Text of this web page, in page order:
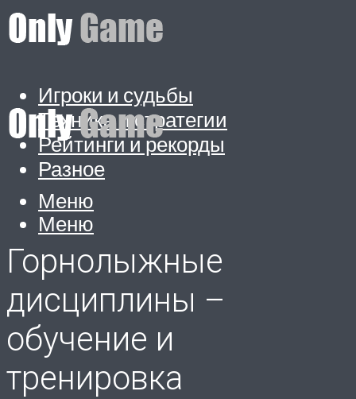
Игроки и судьбы
Техника и стратегии
Рейтинги и рекорды
Разное
Меню
Меню
Горнолыжные
дисциплины –
обучение и
тренировка